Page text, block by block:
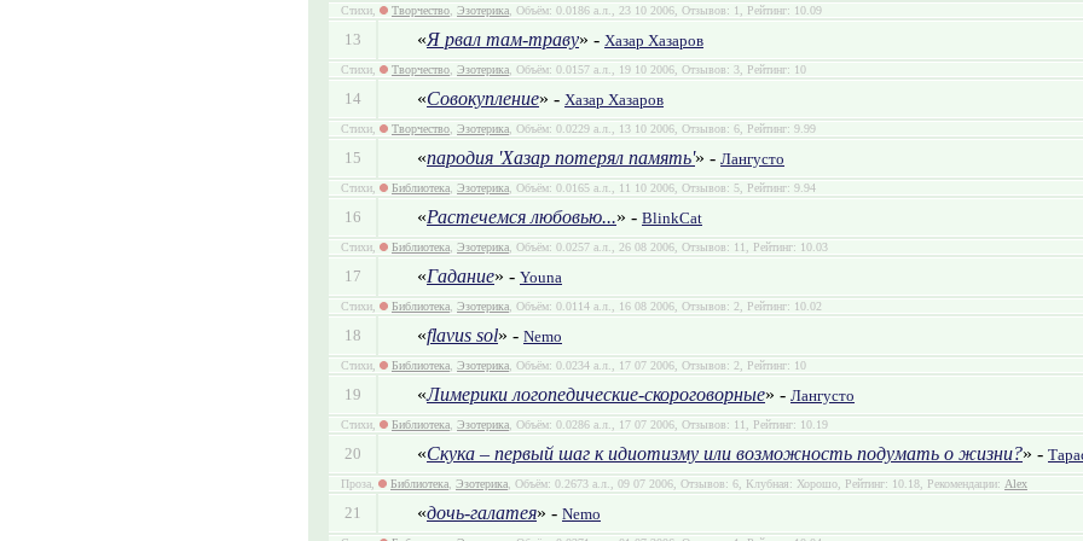
Стихи, Творчество Эзотерика , Объём: 0.0186 а.л., 23 10 2006, Отзывов: 1, Рейтинг: 10.09
13 «Я рвал там-траву» - Хазар Хазаров
Стихи, Творчество Эзотерика , Объём: 0.0157 а.л., 19 10 2006, Отзывов: 3, Рейтинг: 10
14 «Совокупление» - Хазар Хазаров
Стихи, Творчество Эзотерика , Объём: 0.0229 а.л., 13 10 2006, Отзывов: 6, Рейтинг: 9.99
15 «пародия 'Хазар потерял память'» - Лангусто
Стихи, Библиотека Эзотерика , Объём: 0.0165 а.л., 11 10 2006, Отзывов: 5, Рейтинг: 9.94
16 «Растечемся любовью...» - BlinkCat
Стихи, Библиотека Эзотерика , Объём: 0.0257 а.л., 26 08 2006, Отзывов: 11, Рейтинг: 10.03
17 «Гадание» - Youna
Стихи, Библиотека Эзотерика , Объём: 0.0114 а.л., 16 08 2006, Отзывов: 2, Рейтинг: 10.02
18 «flavus sol» - Nemo
Стихи, Библиотека Эзотерика , Объём: 0.0234 а.л., 17 07 2006, Отзывов: 2, Рейтинг: 10
19 «Лимерики логопедические-скороговорные» - Лангусто
Стихи, Библиотека Эзотерика , Объём: 0.0286 а.л., 17 07 2006, Отзывов: 11, Рейтинг: 10.19
20 «Скука – первый шаг к идиотизму или возможность подумать о жизни?» -
Проза, Библиотека Эзотерика , Объём: 0.2673 а.л., 09 07 2006, Отзывов: 6, Клубная: Хорошо, Рейтинг: 10.18, Рекомендации: Alex
21 «дочь-галатея» - Nemo